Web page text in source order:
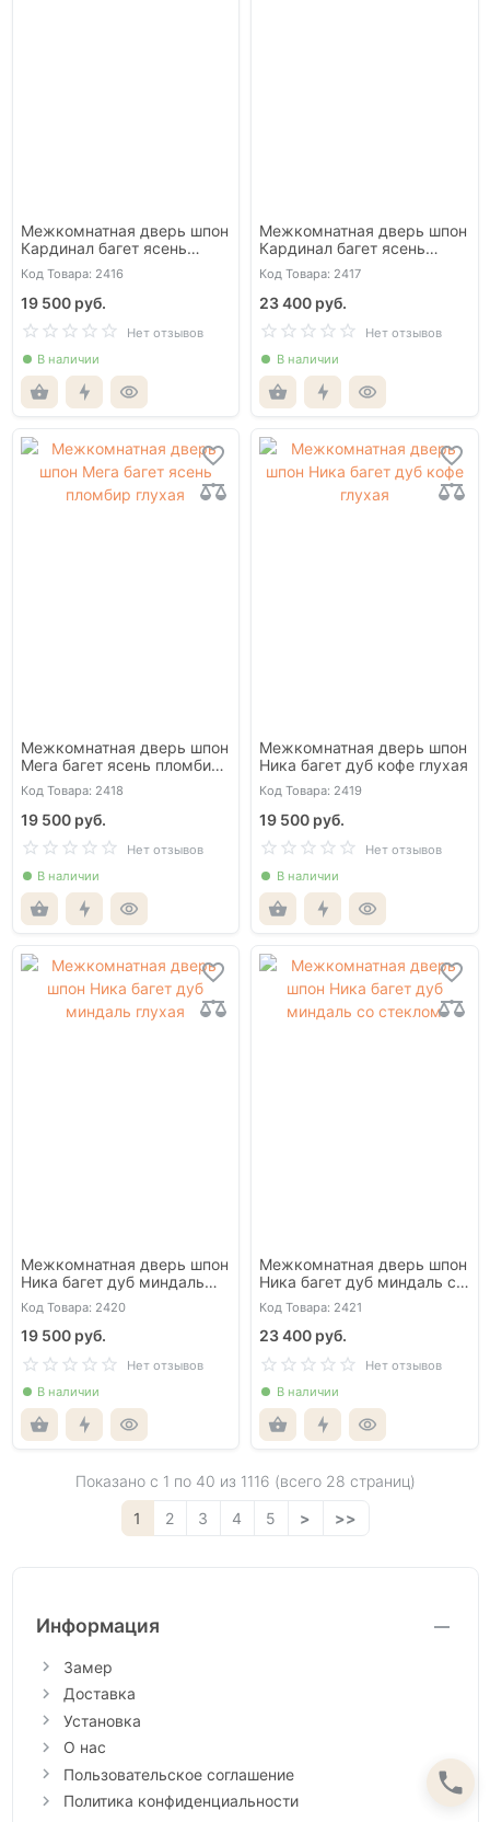
Межкомнатная дверь шпон
Кардинал багет ясень
авангард глухая
Код Товара: 2416
19 500 руб.
Нет отзывов
В наличии
Межкомнатная дверь шпон
Кардинал багет ясень
авангард со стеклом
Код Товара: 2417
23 400 руб.
Нет отзывов
В наличии
Межкомнатная дверь шпон
Мега багет ясень пломбир
глухая
Код Товара: 2418
19 500 руб.
Нет отзывов
В наличии
Межкомнатная дверь шпон
Ника багет дуб кофе глухая
Код Товара: 2419
19 500 руб.
Нет отзывов
В наличии
Межкомнатная дверь шпон
Ника багет дуб миндаль
глухая
Код Товара: 2420
19 500 руб.
Нет отзывов
В наличии
Межкомнатная дверь шпон
Ника багет дуб миндаль со
стеклом
Код Товара: 2421
23 400 руб.
Нет отзывов
В наличии
Показано с 1 по 40 из 1116 (всего 28 страниц)
1
2 3 4 5 > >>
Информация
Замер
Доставка
Установка
О нас
Пользовательское соглашение
Политика конфиденциальности